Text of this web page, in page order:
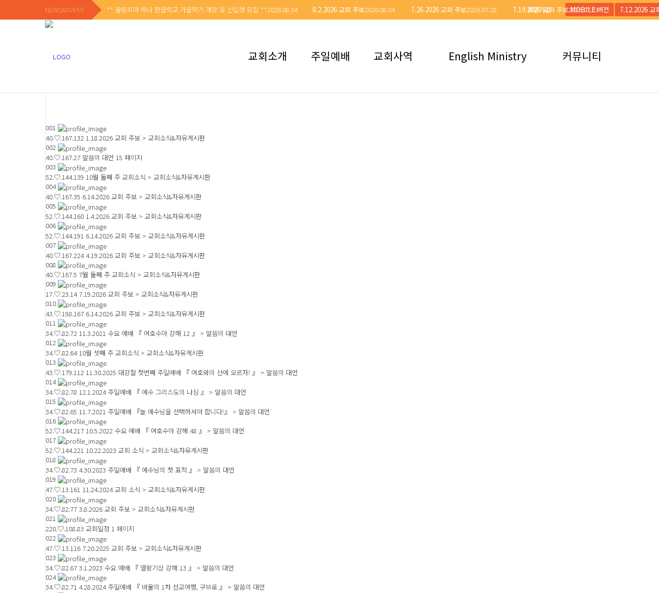
NEWS&EVENT ** 올림피아 하나 한글학교 가을학기 개강 및 신입생 모집 **2026.08.04 8.2.2026 교회 주보2026.08.04 7.26.2026 교회 주보2026.07.28 7.19.2026 교회 주보2026.07.21 7.12.2026 교
로그인 회원가입 MOBILE 버전
교회소개 주일예배 교회사역 English Ministry 커뮤니티
Hana Presbyterian Church of Olympia
001
40.♡.167.132 1.18.2026 교회 주보 > 교회소식&자유게시판
002
40.♡.167.27 말씀의 대언 15 페이지
003
52.♡.144.139 10월 둘째 주 교회소식 > 교회소식&자유게시판
004
40.♡.167.35 6.14.2026 교회 주보 > 교회소식&자유게시판
005
52.♡.144.160 1.4.2026 교회 주보 > 교회소식&자유게시판
006
52.♡.144.191 6.14.2026 교회 주보 > 교회소식&자유게시판
007
40.♡.167.224 4.19.2026 교회 주보 > 교회소식&자유게시판
008
40.♡.167.5 7월 둘째 주 교회소식 > 교회소식&자유게시판
009
17.♡.23.14 7.19.2026 교회 주보 > 교회소식&자유게시판
010
43.♡.198.167 6.14.2026 교회 주보 > 교회소식&자유게시판
011
34.♡.82.72 11.3.2021 수요 예배 『 여호수아 강해 12 』 > 말씀의 대언
012
34.♡.82.64 10월 셋째 주 교회소식 > 교회소식&자유게시판
013
43.♡.179.112 11.30.2025 대강절 첫번째 주일예배 『 여호와의 산에 오르자! 』 > 말씀의 대언
014
34.♡.82.78 12.1.2024 주일예배 『 예수 그리스도의 나심 』 > 말씀의 대언
015
34.♡.82.65 11.7.2021 주일예배 『늘 예수님을 선택하셔야 합니다!』 > 말씀의 대언
016
52.♡.144.217 10.5.2022 수요 예배 『 여호수아 강해 48 』 > 말씀의 대언
017
52.♡.144.221 10.22.2023 교회 소식 > 교회소식&자유게시판
018
34.♡.82.73 4.30.2023 주일예배 『 예수님의 첫 표적 』 > 말씀의 대언
019
47.♡.13.161 11.24.2024 교회 소식 > 교회소식&자유게시판
020
34.♡.82.77 3.8.2026 교회 주보 > 교회소식&자유게시판
021
220.♡.108.83 교회일정 1 페이지
022
47.♡.13.116 7.20.2025 교회 주보 > 교회소식&자유게시판
023
34.♡.82.67 3.1.2023 수요 예배 『 열왕기상 강해 13 』 > 말씀의 대언
024
34.♡.82.71 4.28.2024 주일예배 『 바울의 1차 선교여행, 구브로 』 > 말씀의 대언